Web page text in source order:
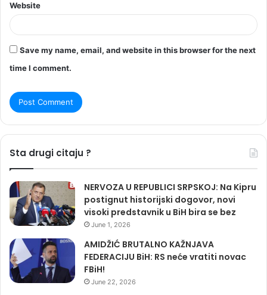
Website
Save my name, email, and website in this browser for the next
time I comment.
Sta drugi citaju ?
NERVOZA U REPUBLICI SRPSKOJ: Na Kipru
postignut historijski dogovor, novi
visoki predstavnik u BiH bira se bez
June 1, 2026
AMIDŽIĆ BRUTALNO KAŽNJAVA
FEDERACIJU BiH: RS neće vratiti novac
FBiH!
June 22, 2026